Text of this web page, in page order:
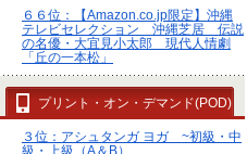
６６位：【Amazon.co.jp限定】沖縄
テレビセレクション 沖縄芝居 伝説
の名優・大宜見小太郎 現代人情劇
「丘の一本松」
プリント・オン・デマンド(POD)
３位：アシュタンガ ヨガ ~初級・中
級・上級（A＆B）